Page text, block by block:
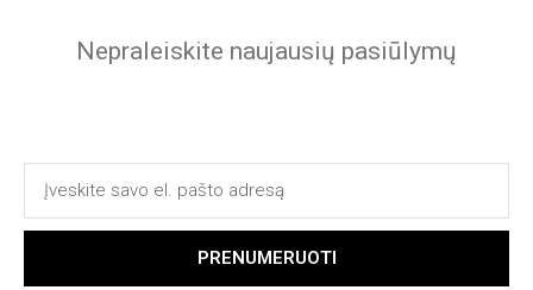
Nepraleiskite naujausių pasiūlymų
PRENUMERUOTI